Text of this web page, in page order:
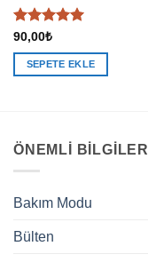
5 üzerinden
5oy aldı
90,00₺
SEPETE EKLE
ÖNEMLI BILGILER
Bakım Modu
Bülten